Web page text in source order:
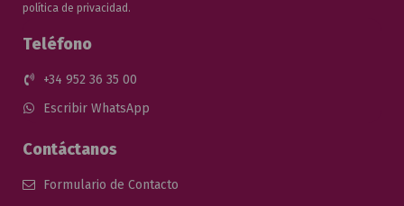
política de privacidad.
Teléfono
+34 952 36 35 00
Escribir WhatsApp
Contáctanos
Formulario de Contacto